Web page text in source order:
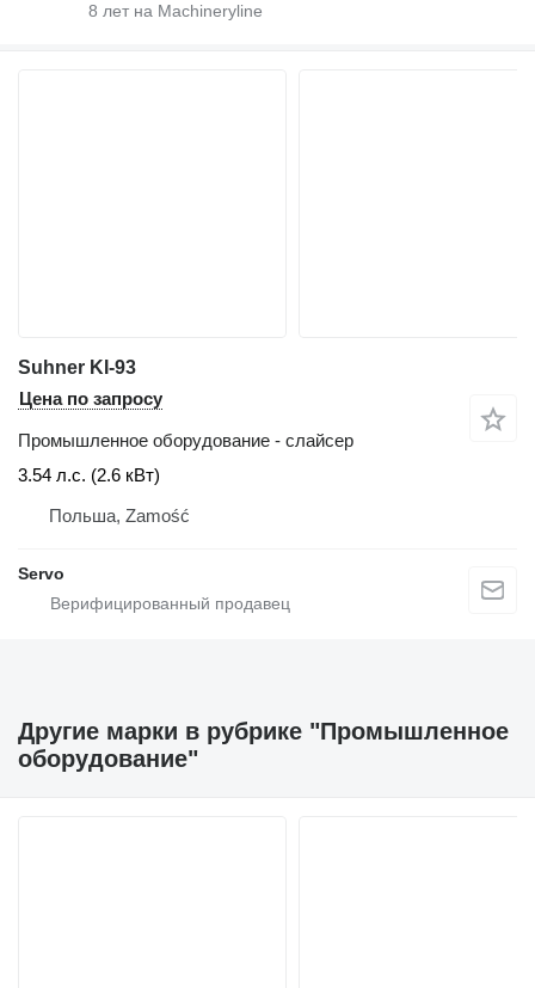
8 лет на Machineryline
Suhner KI-93
Цена по запросу
Промышленное оборудование - слайсер
3.54 л.с. (2.6 кВт)
Польша, Zamość
Servo
Другие марки в рубрике "Промышленное
оборудование"